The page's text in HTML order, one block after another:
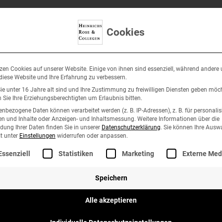
Partner Team Karriere
Vielleicht kann die Suche helfen.
Rose & Collegen | Wirtschaftsprüfer • Steuerberater
Cookies
Cookies auf unserer Website. Einige von ihnen sind essenziell, während andere
Website und Ihre Erfahrung zu verbessern.
unter 16 Jahre alt sind und Ihre Zustimmung zu freiwilligen Diensten geben
Sie Ihre Erziehungsberechtigten um Erlaubnis bitten.
Daten können verarbeitet werden (z. B. IP-Adressen), z. B. für
und Inhalte oder Anzeigen- und Inhaltsmessung. Weitere Informationen über die
Ihrer Daten finden Sie in unserer Datenschutzerklärung. Sie können Ihre
unter Einstellungen widerrufen oder anpassen.
eine Liste der Service-Gruppen, für die eine
Statistiken Marketing Externe
Speichern
Alle akzeptieren